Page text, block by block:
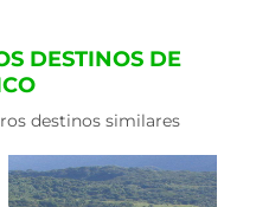
DESTINOS DE
destinos similares